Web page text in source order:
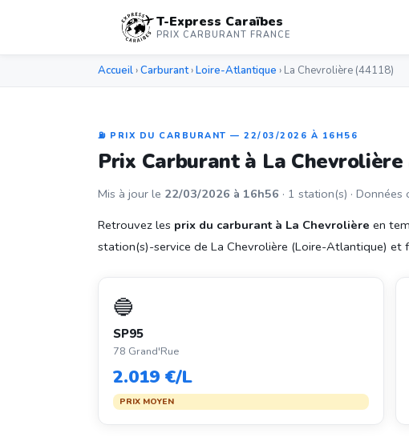
T-Express Caraïbes
PRIX CARBURANT FRANCE
Accueil ›Carburant›Loire-Atlantique › La Chevrolière (44118)
⛽ PRIX DU CARBURANT — 22/03/2026 À 16H56
Prix Carburant à La Chevrolière
Mis à jour le 22/03/2026 à 16h56 · 1 station(s) ·
Retrouvez les prix du carburant à La Chevrolière en
station(s)-service de La Chevrolière (Loire-Atlantique) et
🔵
SP95
78 Grand'Rue
2.019 €/L
PRIX MOYEN